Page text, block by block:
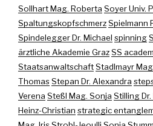
Sollhart Mag. Roberta Soyer Univ.
SpaltungskopfschmerzSpielmann
Spindelegger Dr. Michael spinning
ärztliche Akademie GrazSS
StaatsanwaltschaftStadlmayr
ThomasStepan Dr. Alexandra
Verena Steßl Mag. Sonja Stilling Dr.
Heinz-Christian strategic